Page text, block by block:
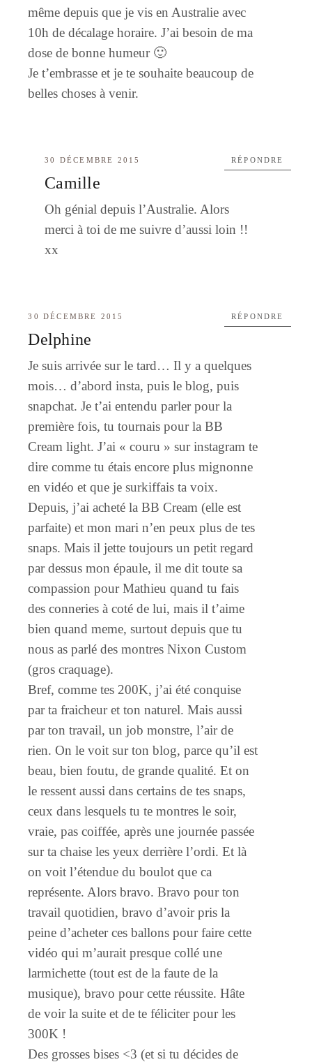
même depuis que je vis en Australie avec
10h de décalage horaire. J’ai besoin de ma
dose de bonne humeur 🙂
Je t’embrasse et je te souhaite beaucoup de
belles choses à venir.
30 DÉCEMBRE 2015
Camille
Oh génial depuis l’Australie. Alors
merci à toi de me suivre d’aussi loin !!
xx
RÉPONDRE
30 DÉCEMBRE 2015
Delphine
Je suis arrivée sur le tard… Il y a quelques
mois… d’abord insta, puis le blog, puis
snapchat. Je t’ai entendu parler pour la
première fois, tu tournais pour la BB
Cream light. J’ai « couru » sur instagram te
dire comme tu étais encore plus mignonne
en vidéo et que je surkiffais ta voix.
Depuis, j’ai acheté la BB Cream (elle est
parfaite) et mon mari n’en peux plus de tes
snaps. Mais il jette toujours un petit regard
par dessus mon épaule, il me dit toute sa
compassion pour Mathieu quand tu fais
des conneries à coté de lui, mais il t’aime
bien quand meme, surtout depuis que tu
nous as parlé des montres Nixon Custom
(gros craquage).
Bref, comme tes 200K, j’ai été conquise
par ta fraicheur et ton naturel. Mais aussi
par ton travail, un job monstre, l’air de
rien. On le voit sur ton blog, parce qu’il est
beau, bien foutu, de grande qualité. Et on
le ressent aussi dans certains de tes snaps,
ceux dans lesquels tu te montres le soir,
vraie, pas coiffée, après une journée passée
sur ta chaise les yeux derrière l’ordi. Et là
on voit l’étendue du boulot que ca
représente. Alors bravo. Bravo pour ton
travail quotidien, bravo d’avoir pris la
peine d’acheter ces ballons pour faire cette
vidéo qui m’aurait presque collé une
larmichette (tout est de la faute de la
musique), bravo pour cette réussite. Hâte
de voir la suite et de te féliciter pour les
300K !
Des grosses bises <3 (et si tu décides de
RÉPONDRE